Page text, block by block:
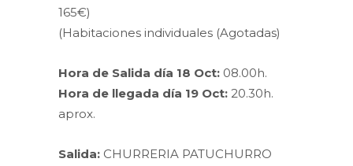
165€)
(Habitaciones individuales (Agotadas)
Hora de Salida día 18 Oct: 08.00h.
Hora de llegada día 19 Oct: 20.30h.
aprox.
Salida: CHURRERIA PATUCHURRO